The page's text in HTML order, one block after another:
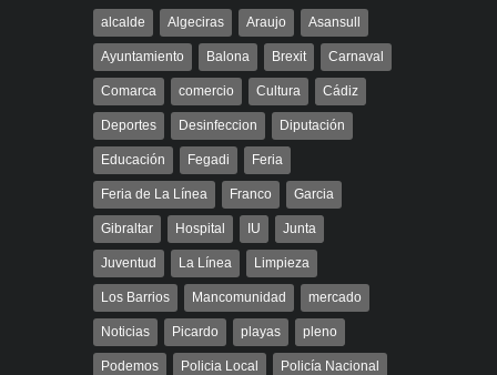
alcalde Algeciras Araujo Asansull
Ayuntamiento Balona Brexit Carnaval
Comarca comercio Cultura Cádiz
Deportes Desinfeccion Diputación
Educación Fegadi Feria
Feria de La Línea Franco Garcia
Gibraltar Hospital IU Junta
Juventud La Línea Limpieza
Los Barrios Mancomunidad mercado
Noticias Picardo playas pleno
Podemos Policia Local Policía Nacional